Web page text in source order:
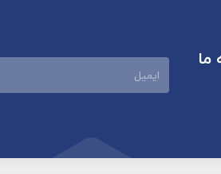
ما
ایمیل